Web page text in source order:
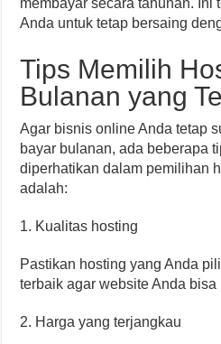
membayar secara tahunan. Ini
Anda untuk tetap bersaing
Tips Memilih
Bulanan yang
Agar bisnis online Anda tetap
bayar bulanan, ada beberapa
diperhatikan dalam pemilihan
adalah:
1. Kualitas hosting
Pastikan hosting yang Anda
terbaik agar website Anda
2. Harga yang terjangkau